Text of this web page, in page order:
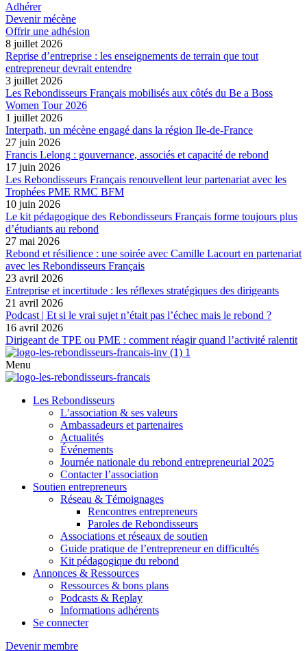
Adhérer
Devenir mécène
Offrir une adhésion
8 juillet 2026
Reprise d’entreprise : les enseignements de terrain que tout
entrepreneur devrait entendre
3 juillet 2026
Les Rebondisseurs Français mobilisés aux côtés du Be a Boss
Women Tour 2026
1 juillet 2026
Interpath, un mécène engagé dans la région Ile-de-France
27 juin 2026
Francis Lelong : gouvernance, associés et capacité de rebond
17 juin 2026
Les Rebondisseurs Français renouvellent leur partenariat avec les
Trophées PME RMC BFM
10 juin 2026
Le kit pédagogique des Rebondisseurs Français forme toujours plus
d’étudiants au rebond
27 mai 2026
Rebond et résilience : une soirée avec Camille Lacourt en partenariat
avec les Rebondisseurs Français
23 avril 2026
Entreprise et incertitude : les réflexes stratégiques des dirigeants
21 avril 2026
Podcast | Et si le vrai sujet n’était pas l’échec mais le rebond ?
16 avril 2026
Dirigeant de TPE ou PME : comment réagir quand l’activité ralentit
Menu
Les Rebondisseurs
L’association & ses valeurs
Ambassadeurs et partenaires
Actualités
Événements
Journée nationale du rebond entrepreneurial 2025
Contacter l’association
Soutien entrepreneurs
Réseau & Témoignages
Rencontres entrepreneurs
Paroles de Rebondisseurs
Associations et réseaux de soutien
Guide pratique de l’entrepreneur en difficultés
Kit pédagogique du rebond
Annonces & Ressources
Ressources & bons plans
Podcasts & Replay
Informations adhérents
Se connecter
Devenir membre